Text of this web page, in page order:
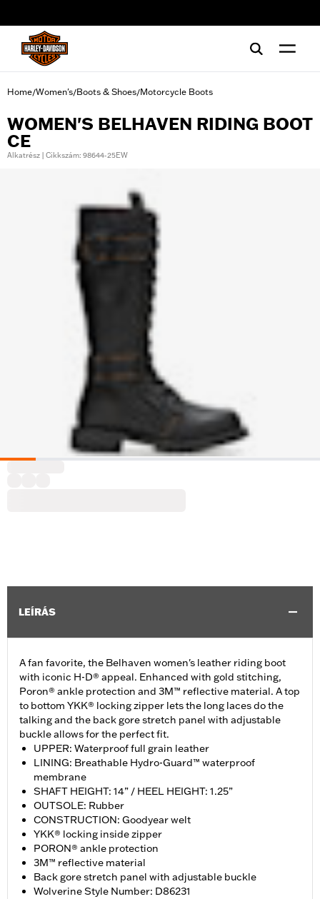
Home/Women's/Boots & Shoes/Motorcycle Boots
WOMEN'S BELHAVEN RIDING BOOT
CE
Alkatrész | Cikkszám: 98644-25EW
LEÍRÁS
A fan favorite, the Belhaven women's leather riding boot
with iconic H-D® appeal. Enhanced with gold stitching,
Poron® ankle protection and 3M™ reflective material. A top
to bottom YKK® locking zipper lets the long laces do the
talking and the back gore stretch panel with adjustable
buckle allows for the perfect fit.
UPPER: Waterproof full grain leather
LINING: Breathable Hydro-Guard™ waterproof
membrane
SHAFT HEIGHT: 14” / HEEL HEIGHT: 1.25”
OUTSOLE: Rubber
CONSTRUCTION: Goodyear welt
YKK® locking inside zipper
PORON® ankle protection
3M™ reflective material
Back gore stretch panel with adjustable buckle
Wolverine Style Number: D86231